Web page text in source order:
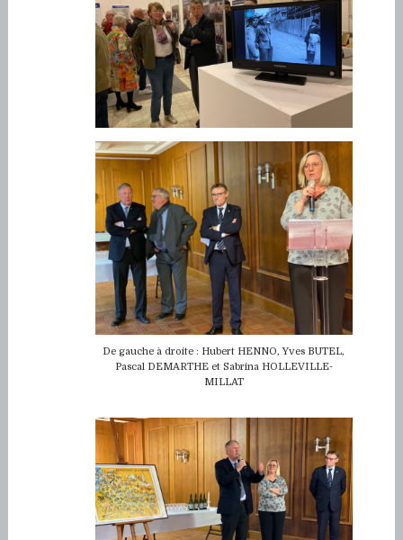
De gauche à droite : Hubert HENNO, Yves BUTEL,
Pascal DEMARTHE et Sabrina HOLLEVILLE-
MILLAT